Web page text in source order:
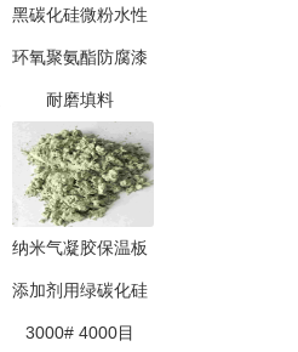
黑碳化硅微粉水性
环氧聚氨酯防腐漆
耐磨填料
纳米气凝胶保温板
添加剂用绿碳化硅
3000# 4000目